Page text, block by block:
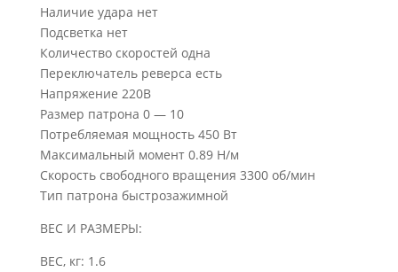
Наличие удара нет
Подсветка нет
Количество скоростей одна
Переключатель реверса есть
Напряжение 220В
Размер патрона 0 — 10
Потребляемая мощность 450 Вт
Максимальный момент 0.89 Н/м
Скорость свободного вращения 3300 об/мин
Тип патрона быстрозажимной
ВЕС И РАЗМЕРЫ:
ВЕС, кг: 1.6